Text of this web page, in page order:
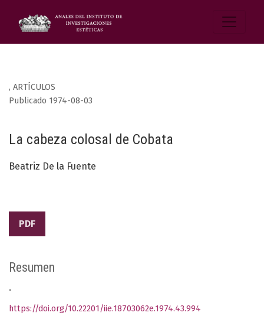
, ARTÍCULOS
La cabeza colosal de Cobata
Publicado 1974-08-03
Beatriz De la Fuente
PDF
Resumen
.
https://doi.org/10.22201/iie.18703062e.1974.43.994